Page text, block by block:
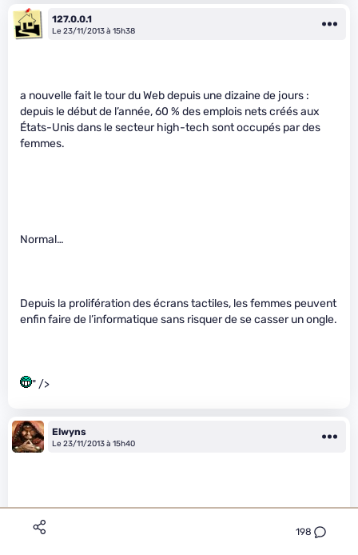
198
127.0.0.1
Le 23/11/2013 à 15h38
a nouvelle fait le tour du Web depuis une dizaine de jours :
depuis le début de l’année, 60 % des emplois nets créés aux
États-Unis dans le secteur high-tech sont occupés par des
femmes.
Normal…
Depuis la prolifération des écrans tactiles, les femmes peuvent
enfin faire de l’informatique sans risquer de se casser un ongle.
" />
Elwyns
Le 23/11/2013 à 15h40